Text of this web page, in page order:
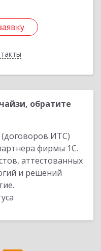
обратите
(договоров ИТС)
фирмы 1С.
аттестованных
и решений